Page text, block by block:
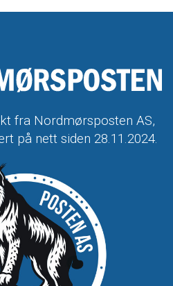
fra Nordmørsposten AS,
på nett siden 28.11.2024.